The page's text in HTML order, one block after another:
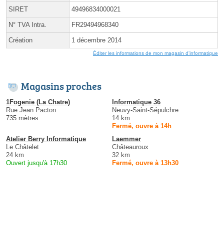
SIRET 49496834000021
N° TVA Intra. FR29494968340
Création 1 décembre 2014
Éditer les informations de mon magasin d'informatique
Magasins proches
1Fogenie (La Chatre)
Rue Jean Pacton
735 mètres
Informatique 36
Neuvy-Saint-Sépulchre
14 km
Fermé, ouvre à 14h
Atelier Berry Informatique
Le Châtelet
24 km
Ouvert jusqu'à 17h30
Laemmer
Châteauroux
32 km
Fermé, ouvre à 13h30